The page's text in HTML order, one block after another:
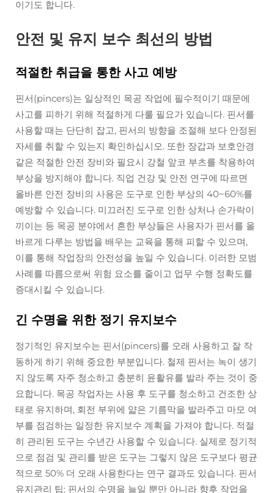
이기도 합니다.
안전 및 유지 보수 최선의 방법
적절한 취급을 통한 사고 예방
핀서(pincers)는 일상적인 목공 작업에 필수적이기 때문에
사고를 피하기 위해 적절하게 다룰 필요가 있습니다. 핀서를
사용할 때는 단단히 잡고, 핀서의 방향을 조절해 보다 안정된
자세를 취할 수 있는지 확인하십시오. 또한 장갑과 보호안경
같은 적절한 안전 장비와 필요시 강철 앞코 부츠를 착용하여
부상을 방지해야 합니다. 직업 건강 및 안전 연구에 따르면
올바른 안전 장비의 사용은 도구로 인한 부상의 40~60%를
예방할 수 있습니다. 미끄러진 도구로 인한 상처나 손가락이
끼이는 등 목공 분야에서 흔한 부상들은 사용자가 핀서를 올
바르게 다루는 방법을 배우는 교육을 통해 피할 수 있으며,
이를 통해 작업장의 안전성을 높일 수 있습니다. 이러한 모범
사례를 따름으로써 위험 요소를 줄이고 업무 수행 정확도를
증대시킬 수 있습니다.
긴 수명을 위한 정기 유지보수
정기적인 유지보수는 핀서(pincers)를 오래 사용하고 잘 작
동하게 하기 위해 중요한 부분입니다. 철제 핀서는 녹이 생기
지 않도록 자주 청소하고 충분히 윤활유를 발라 주는 것이 중
요합니다. 목공 작업자는 사용 후 도구를 청소하고 건조한 상
태로 유지하며, 회전 부위에 얇은 기름막을 발라주고 마모 여
부를 점검하는 일정한 유지보수 계획을 가져야 합니다. 적절
히 관리된 도구는 수년간 사용할 수 있습니다. 실제로 정기적
으로 점검 및 관리를 받은 도구는 그렇지 않은 도구보다 평균
적으로 50% 더 오래 사용한다는 연구 결과도 있습니다. 핀서
유지관리 팁: 핀서의 수명을 늘일 뿐만 아니라 향후 작업을